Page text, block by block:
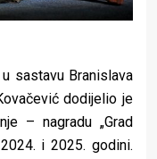
sastavu Branislava
dodijelio je
– nagradu „Grad
i 2025. godini.